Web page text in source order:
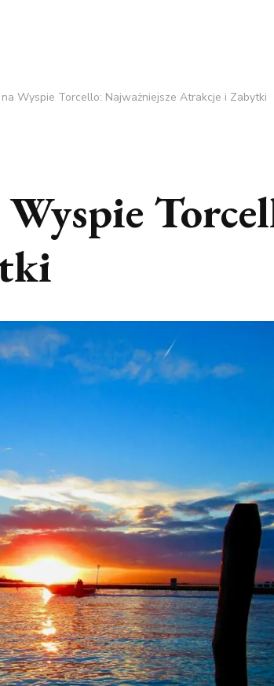
na Wyspie Torcello: Najważniejsze Atrakcje i Zabytki
Wyspie